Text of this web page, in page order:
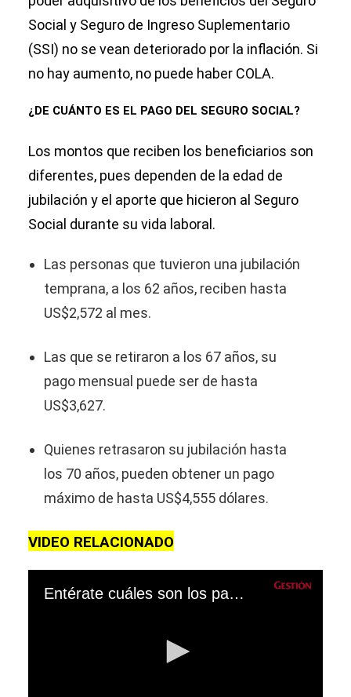
Social y Seguro de Ingreso Suplementario
(SSI) no se vean deteriorado por la inflación. Si
no hay aumento, no puede haber COLA.
¿DE CUÁNTO ES EL PAGO DEL SEGURO SOCIAL?
Los montos que reciben los beneficiarios son
diferentes, pues dependen de la edad de
jubilación y el aporte que hicieron al Seguro
Social durante su vida laboral.
Las personas que tuvieron una jubilación
temprana, a los 62 años, reciben hasta
US$2,572 al mes.
Las que se retiraron a los 67 años, su
pago mensual puede ser de hasta
US$3,627.
Quienes retrasaron su jubilación hasta
los 70 años, pueden obtener un pago
máximo de hasta US$4,555 dólares.
VIDEO RELACIONADO
Entérate cuáles son los países a los que puedes viajar desde Perú usando solo el DNI